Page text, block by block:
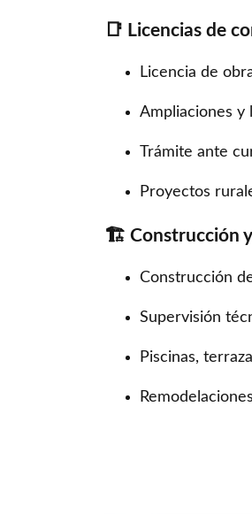
📑 Licencias de
Licencia de
Ampliaciones y
Trámite ante
Proyectos
🏗️ Construcción
Construcción
Supervisión
Piscinas,